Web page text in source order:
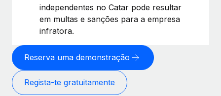
independentes no Catar pode resultar
em multas e sanções para a empresa
infratora.
Reserva uma demonstração
Regista-te gratuitamente